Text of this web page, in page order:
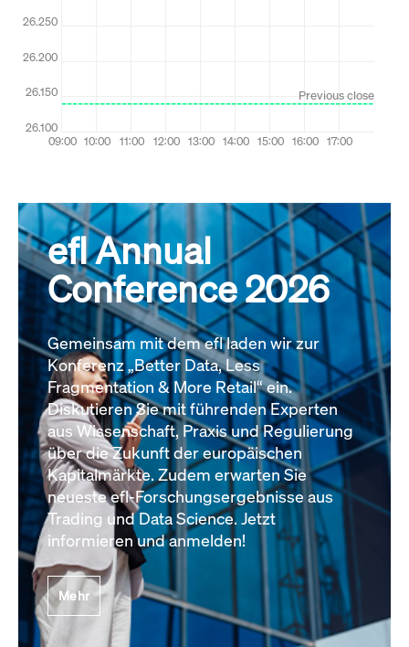
efl Annual
Conference 2026
Gemeinsam mit dem efl laden wir zur
Konferenz „Better Data, Less
Fragmentation & More Retail“ ein.
Diskutieren Sie mit führenden Experten
aus Wissenschaft, Praxis und Regulierung
über die Zukunft der europäischen
Kapitalmärkte. Zudem erwarten Sie
neueste efl-Forschungsergebnisse aus
Trading und Data Science. Jetzt
informieren und anmelden!
Mehr